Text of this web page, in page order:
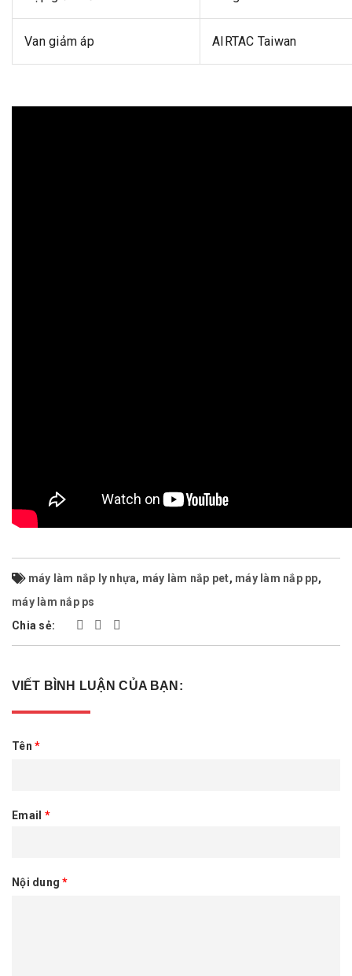
Van giảm áp AIRTAC Taiwan
máy làm nắp ly nhựa, máy làm nắp pet, máy làm nắp pp,
máy làm nắp ps
Chia sẻ:
VIẾT BÌNH LUẬN CỦA BẠN:
Tên *
Email *
Nội dung*